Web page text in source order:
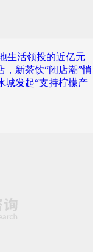
生活领投的近亿元
，新茶饮“闭店潮”悄
城发起“支持柠檬产